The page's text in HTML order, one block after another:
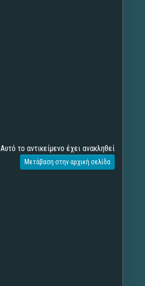
Αυτό το αντικείμενο έχει ανακληθεί
Μετάβαση στην αρχική σελίδα